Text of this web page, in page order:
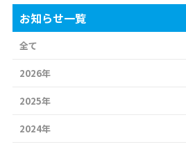
中部 関西
お知らせ一覧
全て
2026年
2025年
2024年